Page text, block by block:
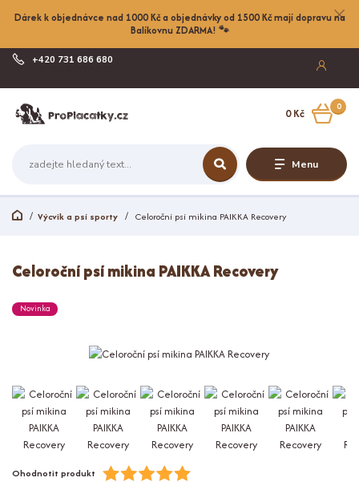
Dárek k objednávce nad 1000 Kč a objednávky od 1500 Kč mají dopravu na
Balíkovnu ZDARMA! 🐾
Menu
+420 731 686 680
0
0 Kč
Výcvik a psí sporty Celoroční psí mikina PAIKKA Recovery
Celoroční psí mikina PAIKKA Recovery
Novinka
Ohodnotit produkt